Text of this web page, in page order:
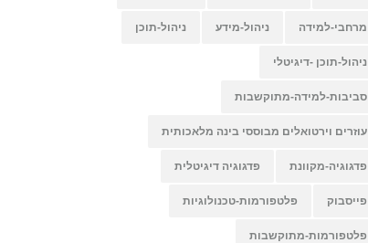
מרחבי-למידה ניהול-מידע ניהול-תוכן
ניהול-תוכן -דיגיטלי
סביבות-למידה-מתוקשבות
עוזרים וירטואלים מבוססי בינה מלאכותית
פדגוגיה-מקוונת פדגוגיה דיגיטלית
פייסבוק פלטפורמות-טכנולוגיות
פלטפורמות-מתוקשבות